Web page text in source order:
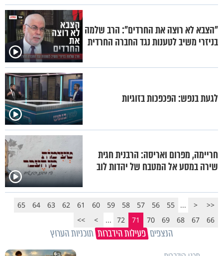
"הצבא לא רוצה את החרדים": הרב שלמה
בניזרי משיב לטענות נגד החברה החרדית
לגעת בנפש: הפכפכות בזוגיות
חריימה, מפרום ואריסה: הרבנית חגית
שירה במסע אל המטבח של יהדות לוב
<<
<
...
55
56
57
58
59
60
61
62
63
64
65
66
67
68
69
70
71
72
...
>
>>
הנצפים פעילות הידברות תוכניות הערוץ